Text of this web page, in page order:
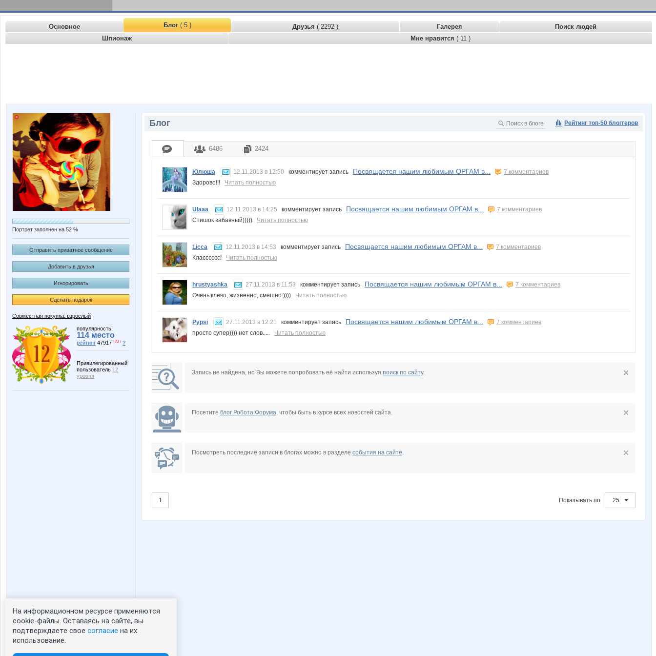
Основное Блог( 5 ) Друзья ( 2292 ) Галерея
Поиск людей
Шпионаж
Мне нравится ( 11 )
Портрет заполнен на 52 %
Отправить приватное сообщение
Добавить в друзья
Игнорировать
Сделать подарок
Совместная покупка: взрослый
популярность:
114 место
рейтинг 47917 -70 ↓ ?
Привилегированный
пользователь 12
уровня
Статистика портрета:
сейчас просматривают портрет - 0
зарегистрированные пользователи
Рейтинг топ-50 блоггеров
Блог
6486 2424
Юлюша 12.11.2013 в 12:50 комментирует запись Посвящается нашим любимым ОРГАМ в...
7 комментариев
Здорово!!! Читать полностью
Ulaaa 12.11.2013 в 14:25 комментирует запись Посвящается нашим любимым ОРГАМ в...
7 комментариев
Стишок забавный))))) Читать полностью
Licca 12.11.2013 в 14:53 комментирует запись Посвящается нашим любимым ОРГАМ в...
7 комментариев
Класссссс! Читать полностью
hrustyashka 27.11.2013 в 11:53 комментирует запись Посвящается нашим любимым ОРГАМ в...
7 комментариев
Очень клево, жизненно, смешно:)))) Читать полностью
Pypsi 27.11.2013 в 12:21 комментирует запись Посвящается нашим любимым ОРГАМ в...
7 комментариев
просто супер)))) нет слов..... Читать полностью
Запись не найдена, но Вы можете попробовать её найти используя поиск по сайту.
Посетите блог Робота Форума, чтобы быть в курсе всех новостей сайта.
Посмотреть последние записи в блогах можно в разделе события на сайте.
1 25
Показывать по
На информационном ресурсе применяются
cookie-файлы. Оставаясь на сайте, вы
подтверждаете свое согласие на их
использование.